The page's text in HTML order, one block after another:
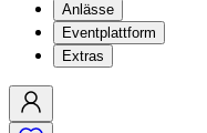
Anlässe
Eventplattform
Extras